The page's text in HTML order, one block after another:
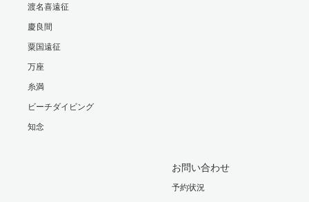
渡名喜遠征
慶良間
粟国遠征
万座
糸満
ビーチダイビング
知念
お問い合わせ
予約状況